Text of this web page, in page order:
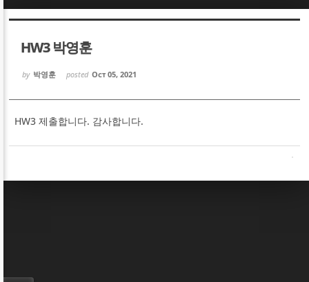
HW3 박영훈
by 박영훈 posted Oct 05, 2021
HW3 제출합니다. 감사합니다.
Sketchbook5, 스케치북5
Sketchbook5, 스케치북5
Sketchbook5, 스케치북5
Sketchbook5, 스케치북5